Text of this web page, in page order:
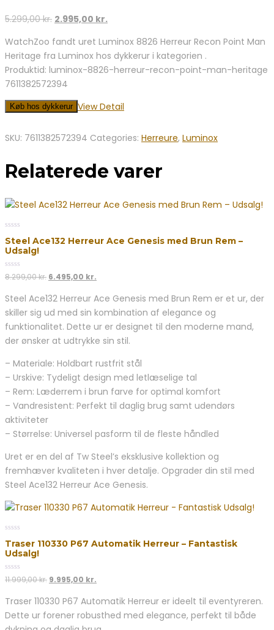
5.299,00kr. Den
pris
var:
5.299,00 kr..
2.995,00 kr.Den
pris
er:
2.995,00 kr..
WatchZoo fandt uret Luminox 8826 Herreur Recon Point Man
Heritage fra Luminox hos dykkerur i kategorien .
Produktid: luminox-8826-herreur-recon-point-man-heritage
7611382572394
Køb hos dykkerur View Detail
SKU: 7611382572394 Categories: Herreure, Luminox
Relaterede varer
out
of
Steel Ace132 Herreur Ace Genesis med Brun Rem –
Udsalg!
0
out
5
8.299,00kr. Den
pris
var:
8.299,00 kr..
6.495,00 kr.
pris
er:
6.495,00 kr..
Steel Ace132 Herreur Ace Genesis med Brun Rem er et ur, der
skiller sig ud med sin kombination af elegance og
funktionalitet. Dette ur er designet til den moderne mand,
der ønsker at udtrykke sin stil.
– Materiale: Holdbart rustfrit stål
– Urskive: Tydeligt design med letlæselige tal
– Rem: Læderrem i brun farve for optimal komfort
– Vandresistent: Perfekt til daglig brug samt udendørs
aktiviteter
– Størrelse: Universel pasform til de fleste håndled
Uret er en del af Tw Steel’s eksklusive kollektion og
fremhæver kvaliteten i hver detalje. Opgrader din stil med
Steel Ace132 Herreur Ace Genesis.
out
of
Traser 110330 P67 Automatik Herreur – Fantastisk
Udsalg!
0
out
5
11.999,00kr. Den
pris
var:
11.999,00 kr..
9.995,00 kr.
pris
er:
9.995,00 kr..
Traser 110330 P67 Automatik Herreur er ideelt til eventyreren.
Dette ur forener robusthed med elegance, perfekt til både